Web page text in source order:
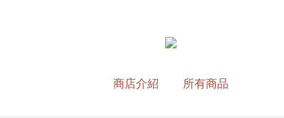
商店介紹 所有商品